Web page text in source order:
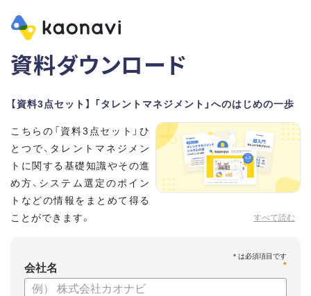
資料ダウンロード
【資料3点セット】 「タレントマネジメント」へのはじめの一歩
すべて読む
こちらの「資料3点セット」ひ
とつで、タレントマネジメン
トに関する基礎知識やその進
め方、システム選定のポイン
トなどの情報をまとめて得る
ことができます。
【資料セット内容】
・超入門タレントマネジメント
*
会社名